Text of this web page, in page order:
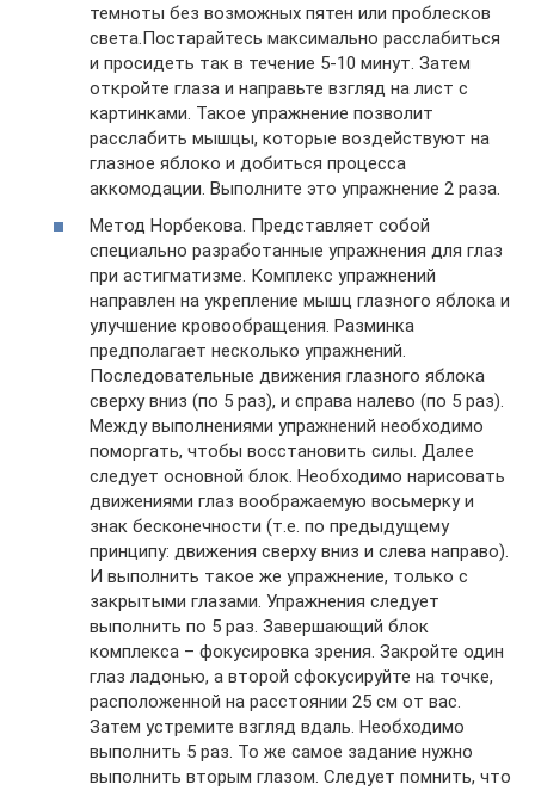
темноты без возможных пятен или проблесков
света.Постарайтесь максимально расслабиться
и просидеть так в течение 5-10 минут. Затем
откройте глаза и направьте взгляд на лист с
картинками. Такое упражнение позволит
расслабить мышцы, которые воздействуют на
глазное яблоко и добиться процесса
аккомодации. Выполните это упражнение 2 раза.
Метод Норбекова. Представляет собой
специально разработанные упражнения для глаз
при астигматизме. Комплекс упражнений
направлен на укрепление мышц глазного яблока и
улучшение кровообращения. Разминка
предполагает несколько упражнений.
Последовательные движения глазного яблока
сверху вниз (по 5 раз), и справа налево (по 5 раз).
Между выполнениями упражнений необходимо
поморгать, чтобы восстановить силы. Далее
следует основной блок. Необходимо нарисовать
движениями глаз воображаемую восьмерку и
знак бесконечности (т.е. по предыдущему
принципу: движения сверху вниз и слева направо).
И выполнить такое же упражнение, только с
закрытыми глазами. Упражнения следует
выполнить по 5 раз. Завершающий блок
комплекса – фокусировка зрения. Закройте один
глаз ладонью, а второй сфокусируйте на точке,
расположенной на расстоянии 25 см от вас.
Затем устремите взгляд вдаль. Необходимо
выполнить 5 раз. То же самое задание нужно
выполнить вторым глазом. Следует помнить, что